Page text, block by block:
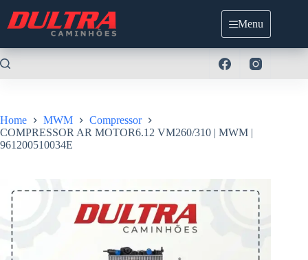
para
Menu
Home MWM
Compressor
COMPRESSOR AR MOTOR6.12 VM260/310 | MWM |
961200510034E